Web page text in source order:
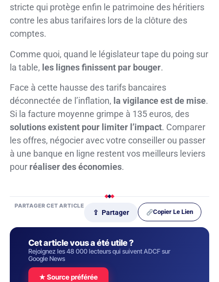
stricte qui protège enfin le patrimoine des héritiers
contre les abus tarifaires lors de la clôture des
comptes.
Comme quoi, quand le législateur tape du poing sur
la table, les lignes finissent par bouger.
Face à cette hausse des tarifs bancaires
déconnectée de l’inflation, la vigilance est de mise.
Si la facture moyenne grimpe à 135 euros, des
solutions existent pour limiter l’impact. Comparer
les offres, négocier avec votre conseiller ou passer
à une banque en ligne restent vos meilleurs leviers
pour réaliser des économies.
PARTAGER CET ARTICLE
⇪ Partager Copier Le Lien
Cet article vous a été utile ?
Rejoignez les 48 000 lecteurs qui suivent ADCF sur
Google News
★ Source préférée